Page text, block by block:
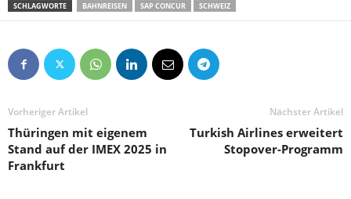
SCHLAGWORTE BAHNREISEN SAP CONCUR SCHWEIZ
Vorheriger Artikel
Thüringen mit eigenem
Stand auf der IMEX 2025 in
Frankfurt
Nächster Artikel
Turkish Airlines erweitert
Stopover-Programm